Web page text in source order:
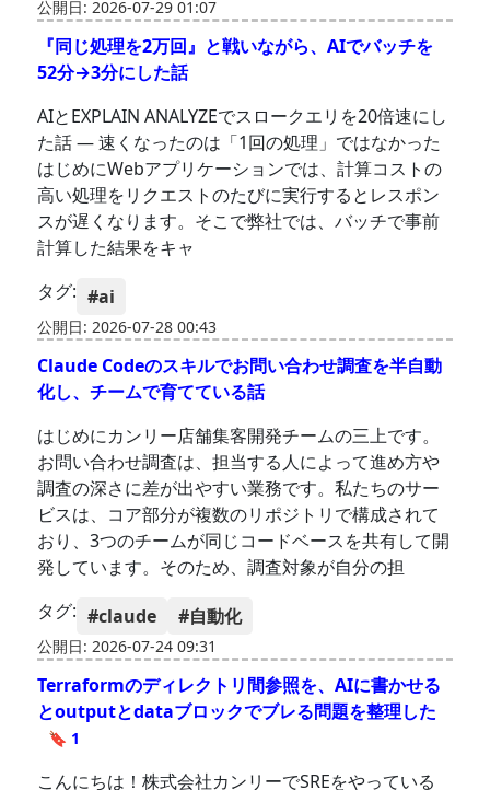
公開日: 2026-07-29 01:07
『同じ処理を2万回』と戦いながら、AIでバッチを
52分→3分にした話
AIとEXPLAIN ANALYZEでスロークエリを20倍速にし
た話 — 速くなったのは「1回の処理」ではなかった
はじめにWebアプリケーションでは、計算コストの
高い処理をリクエストのたびに実行するとレスポン
スが遅くなります。そこで弊社では、バッチで事前
計算した結果をキャ
タグ: #ai
公開日: 2026-07-28 00:43
Claude Codeのスキルでお問い合わせ調査を半自動
化し、チームで育てている話
はじめにカンリー店舗集客開発チームの三上です。
お問い合わせ調査は、担当する人によって進め方や
調査の深さに差が出やすい業務です。私たちのサー
ビスは、コア部分が複数のリポジトリで構成されて
おり、3つのチームが同じコードベースを共有して開
発しています。そのため、調査対象が自分の担
タグ: #claude #自動化
公開日: 2026-07-24 09:31
Terraformのディレクトリ間参照を、AIに書かせる
とoutputとdataブロックでブレる問題を整理した
🔖 1
こんにちは！株式会社カンリーでSREをやっている